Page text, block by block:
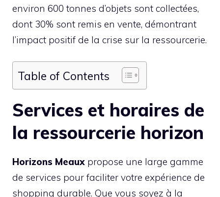
environ 600 tonnes d’objets sont collectées,
dont 30% sont remis en vente, démontrant
l’impact positif de la crise sur la ressourcerie.
Table of Contents
Services et horaires de
la ressourcerie horizon
Horizons Meaux propose une large gamme
de services pour faciliter votre expérience de
shopping durable. Que vous soyez à la